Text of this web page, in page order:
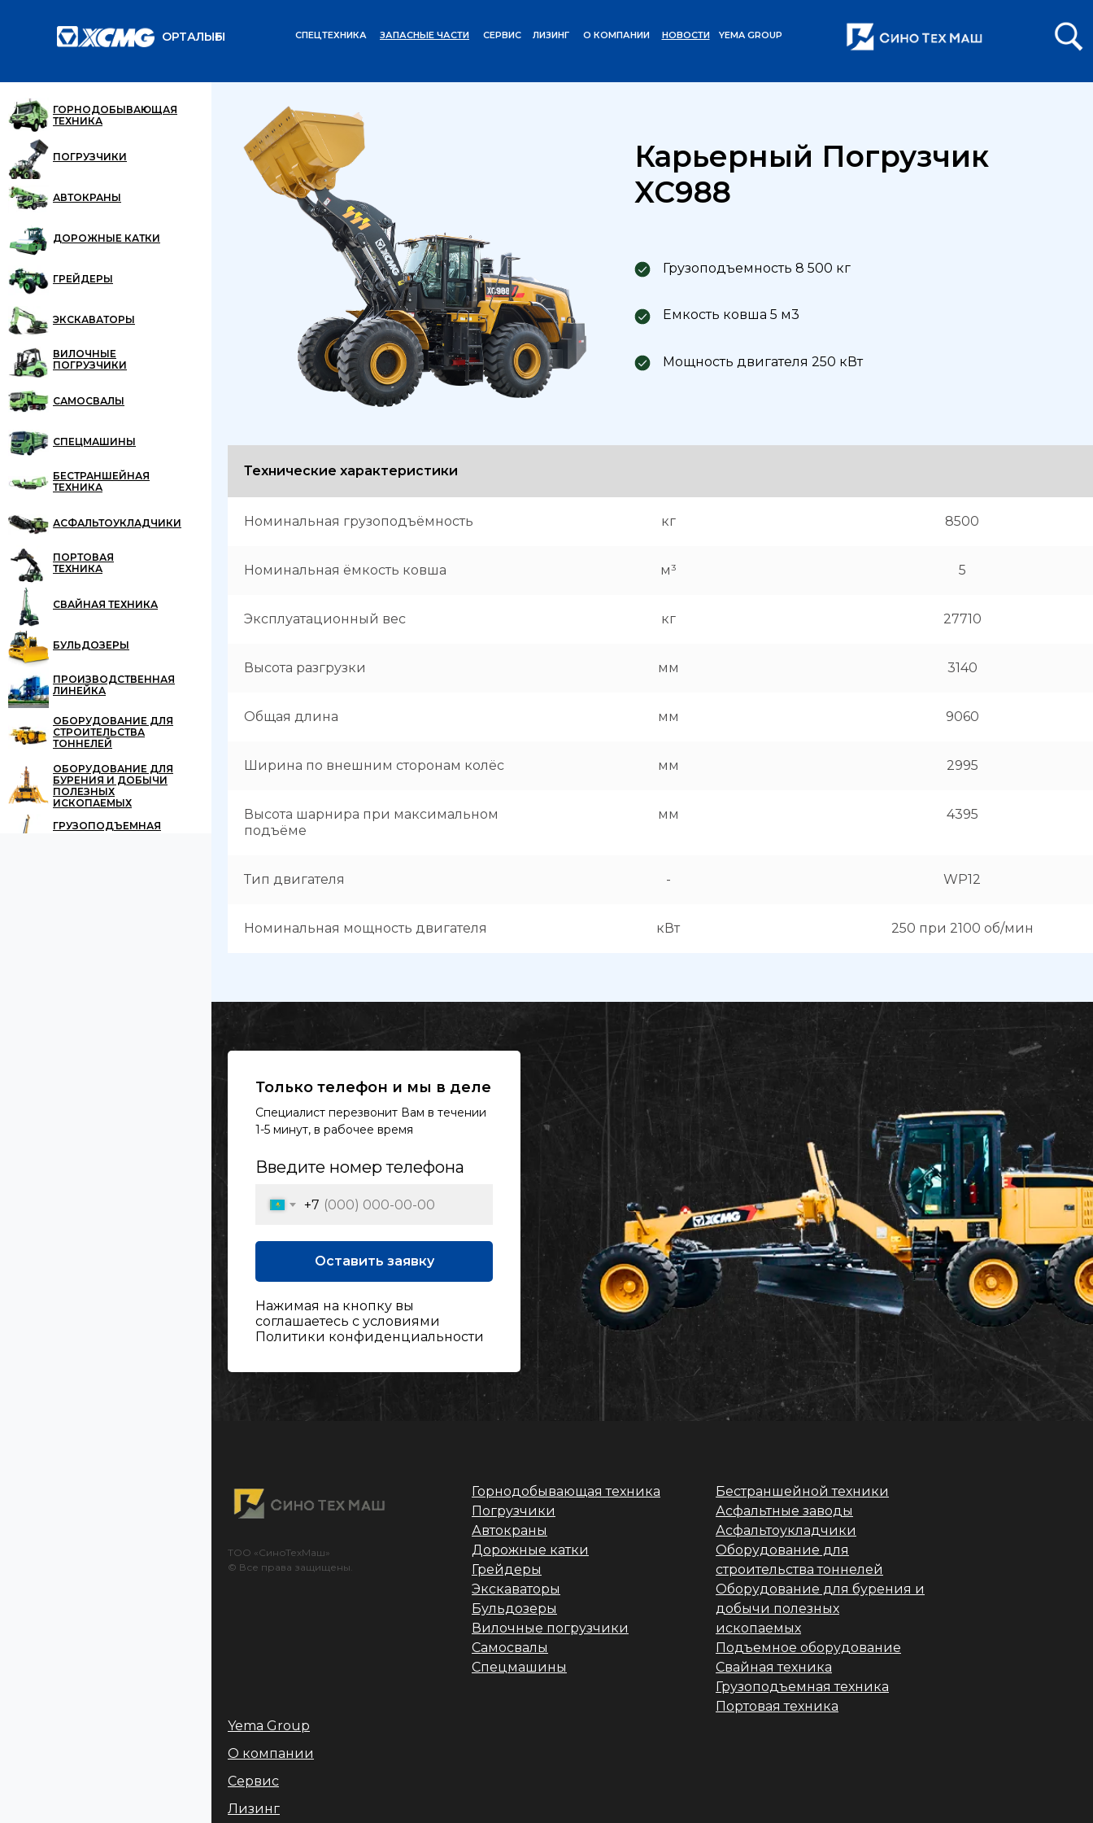
ОРТАЛЫҒЫ СПЕЦТЕХНИКА ЗАПАСНЫЕ ЧАСТИ СЕРВИС ЛИЗИНГ О КОМПАНИИ НОВОСТИ YEMA GROUP
ГОРНОДОБЫВАЮЩАЯ
ТЕХНИКА
ПОГРУЗЧИКИ
АВТОКРАНЫ
ДОРОЖНЫЕ КАТКИ
ГРЕЙДЕРЫ
ЭКСКАВАТОРЫ
БУЛЬДОЗЕРЫ
ВИЛОЧНЫЕ
ПОГРУЗЧИКИ
САМОСВАЛЫ
СПЕЦМАШИНЫ
БЕСТРАНШЕЙНАЯ
ТЕХНИКА
ПРОИЗВОДСТВЕННАЯ
ЛИНЕЙКА
АСФАЛЬТОУКЛАДЧИКИ
ОБОРУДОВАНИЕ ДЛЯ
СТРОИТЕЛЬСТВА
ТОННЕЛЕЙ
ОБОРУДОВАНИЕ ДЛЯ
БУРЕНИЯ И ДОБЫЧИ
ПОЛЕЗНЫХ
ИСКОПАЕМЫХ
СВАЙНАЯ ТЕХНИКА
ГРУЗОПОДЪЕМНАЯ
ПОРТОВАЯ
ТЕХНИКА
Карьерный Погрузчик
XC988
Грузоподъемность 8 500 кг
Емкость ковша 5 м3
Мощность двигателя 250 кВт
Технические характеристики
Номинальная грузоподъёмность кг 8500
Номинальная ёмкость ковша м³ 5
Эксплуатационный вес кг 27710
Высота разгрузки мм 3140
Общая длина мм 9060
Ширина по внешним сторонам колёс мм 2995
Высота шарнира при максимальном
подъёме
мм 4395
Тип двигателя - WP12
Номинальная мощность двигателя кВт 250 при 2100 об/мин
Только телефон и мы в деле
Специалист перезвонит Вам в течении
1-5 минут, в рабочее время
Введите номер телефона
+7
Оставить заявку
Нажимая на кнопку вы
соглашаетесь с условиями
Политики конфиденциальности
ТОО «СиноТехМаш»
© Все права защищены.
Горнодобывающая техника
Погрузчики
Автокраны
Дорожные катки
Грейдеры
Экскаваторы
Бульдозеры
Вилочные погрузчики
Самосвалы
Спецмашины
Бестраншейной техники
Асфальтные заводы
Асфальтоукладчики
Оборудование для
строительства тоннелей
Оборудование для бурения и
добычи полезных
ископаемых
Подъемное оборудование
Свайная техника
Грузоподъемная техника
Портовая техника
Yema Group
О компании
Сервис
Лизинг